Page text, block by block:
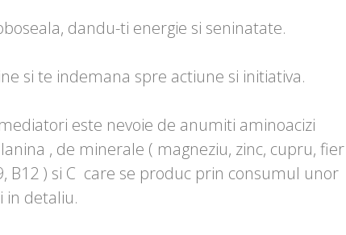
dandu-ti energie si seninatate.
si te indemana spre actiune si initiativa.
este nevoie de anumiti aminoacizi
, de minerale ( magneziu, zinc, cupru, fier
B12 ) si C care se produc prin consumul unor
in detaliu.